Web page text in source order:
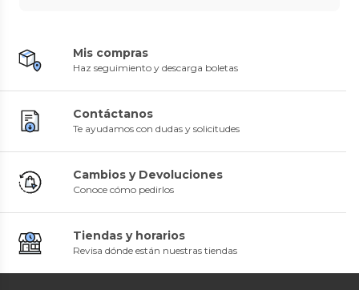
Mis compras
Haz seguimiento y descarga boletas
Contáctanos
Te ayudamos con dudas y solicitudes
Cambios y Devoluciones
Conoce cómo pedirlos
Tiendas y horarios
Revisa dónde están nuestras tiendas